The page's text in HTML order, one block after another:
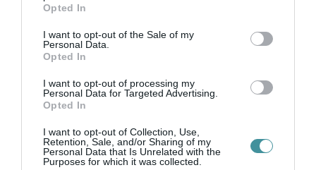
use your data for below specified purposes in below Google
consent section.
Opted In
I want to opt-out of the Sale of my
Personal Data.
Opted In
I want to opt-out of processing my
Personal Data for Targeted Advertising.
Opted In
I want to opt-out of Collection, Use,
Retention, Sale, and/or Sharing of my
Personal Data that Is Unrelated with the
Purposes for which it was collected.
HÍREK A GARÁZSBÓL: CHERY TIGGO 9